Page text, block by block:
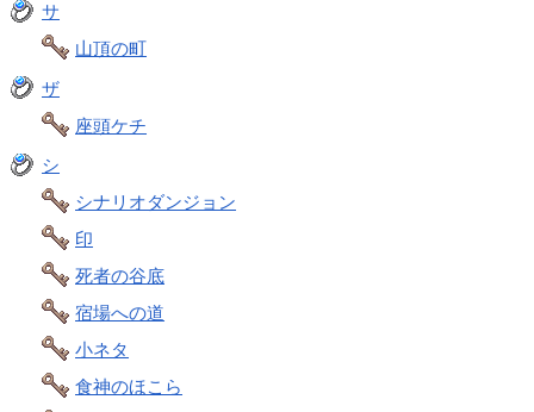
サ
山頂の町
ザ
座頭ケチ
シ
シナリオダンジョン
印
死者の谷底
宿場への道
小ネタ
食神のほこら